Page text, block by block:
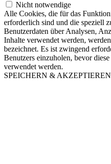
Nicht notwendige
Alle Cookies, die für das
erforderlich sind und die speziell
Benutzerdaten über Analysen,
Inhalte verwendet werden,
bezeichnet. Es ist zwingend
Benutzers einzuholen, bevor
verwendet werden.
SPEICHERN & AKZEPTIEREN